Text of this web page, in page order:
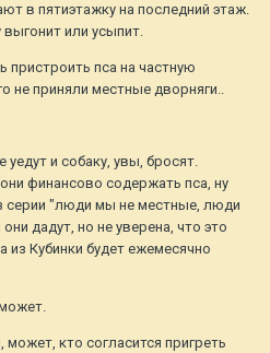
в пятиэтажку на последний этаж.
выгонит или усыпит.
пристроить пса на частную
не приняли местные дворняги..
и собаку, увы, бросят.
финансово содержать пса, ну
серии "люди мы не местные, люди
дадут, но не уверена, что это
Кубинки будет ежемесячно
кто согласится пригреть